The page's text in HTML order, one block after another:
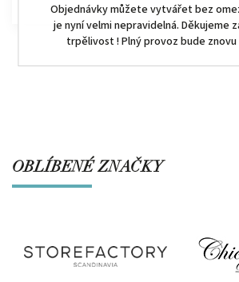
Objednávky můžete vytvářet bez
je nyní velmi nepravidelná. Děkujeme
trpělivost ! Plný provoz bude znovu
OBLÍBENÉ ZNAČKY